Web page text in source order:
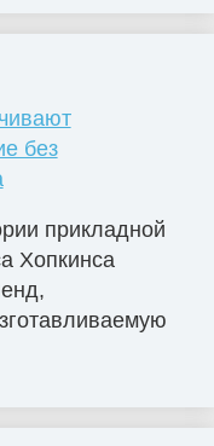
без
прикладной
Хопкинса